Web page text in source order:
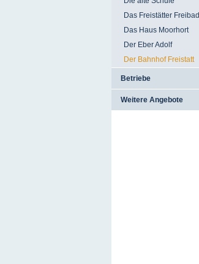
Das Freistätter Freibad
Das Haus Moorhort
Der Eber Adolf
Der Bahnhof Freistatt
Betriebe
Weitere Angebote